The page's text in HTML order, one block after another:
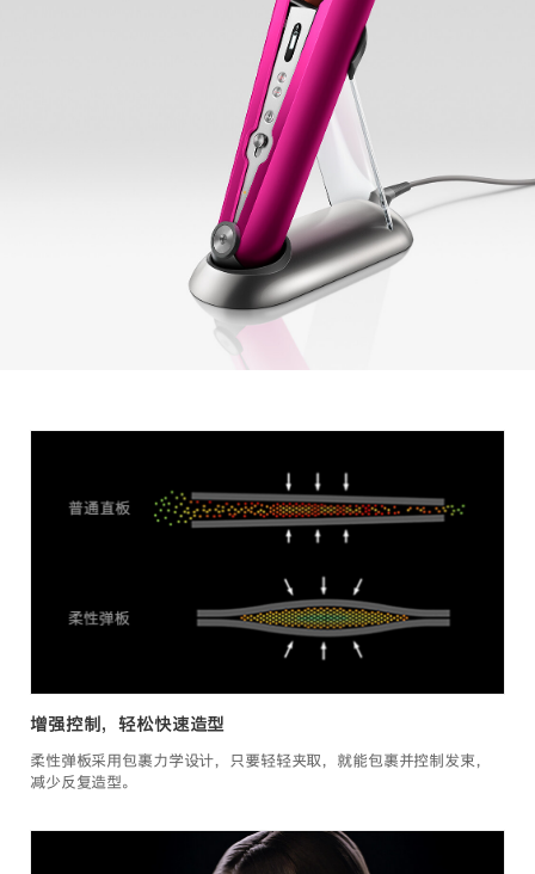
增强控制，轻松快速造型
柔性弹板采用包裹力学设计，只要轻轻夹取，就能包裹并控制发束，
减少反复造型。